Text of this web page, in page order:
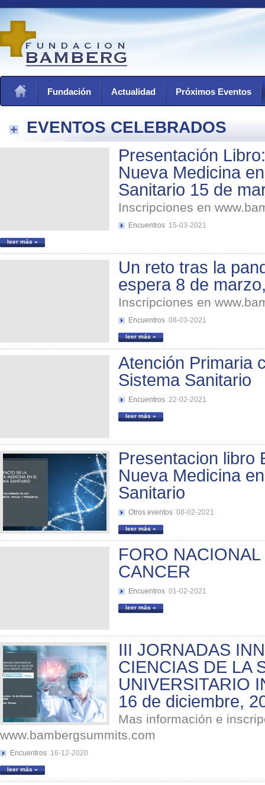
Fundación Actualidad Próximos Eventos
EVENTOS CELEBRADOS
Presentación
Nueva Medicina
Sanitario 15 de
Inscripciones en
Encuentros 15-03-2021
leer más »
Un reto tras la
espera 8 de
Inscripciones en
Encuentros 08-03-2021
leer más »
Atención Primaria
Sistema Sanitario
Encuentros 22-02-2021
leer más »
Presentacion libro
Nueva Medicina
Sanitario
Otros eventos 08-02-2021
leer más »
FORO
CANCER
Encuentros 01-02-2021
leer más »
III JORNADAS
CIENCIAS DE LA
UNIVERSITARIO
16 de diciembre,
Mas información e
www.bambergsummits.com
Encuentros 16-12-2020
leer más »